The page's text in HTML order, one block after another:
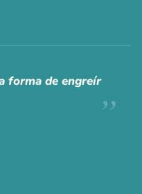
forma de engreír